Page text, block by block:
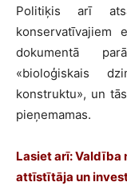
Politiķis arī
konservatīvajiem
dokumentā
«bioloģiskais
konstruktu», un
pieņemamas.
Lasiet arī:Valdība
attīstītāja un